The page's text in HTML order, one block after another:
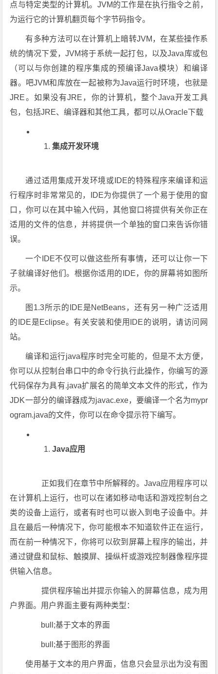
点与特定类型的计算机。JVM的工作是在执行指令之前，
为运行它的计算机翻页每个字节码指令。
有多种方法可以在计算机上暗转JVM，在某些操作系
统的情况下爱，JVM将于系统一起打包，以及Java库或包
（可以与你创建的程序集成的预编译Java模块）和编译
器。吧JVM和库放在一起被称为Java运行时环境，也就是
JRE。如果没有JRE，你的计算机，整个Java开发工具
包，包括JRE、编译器和其他工具，都可以从Oracle下载
集成开发环境
通过适用集成开发环境或IDE的特殊程序来编译和运
行程序时非常常见的，IDE为你提供了一个易于使用的窗
口，你可以在其中输入代码，其他窗口将提供有关你正在
适用的文件的信息，并将提供一个单独的窗口来告诉你错
误。
一个IDE不仅可以做这些所有事情，还可以让你一下
子就编译好他们。根据你适用的IDE，你的屏幕将如图所
示。
图1.3所示的IDE是NetBeans，还有另一种广泛适用
的IDE是Eclipse。有关安装和使用IDE的说明，请访问网
站。
编译和运行java程序时完全可能的，但是不太方便，
你可以从控制台串口中的命令行执行此操作，你编写的源
代码保存为具有.java扩展名的简单文本文件的形式，作为
JDK一部分的编译器成为javac.exe，要编译一个名为mypr
ogram.java的文件，你可以在命令提示符下编写。
Java应用
正如我们在章节中所解释的。Java应用程序可以
在计算机上运行，也可以在诸如移动电话和游戏控制台之
类的设备上运行，或者有时也可以嵌入到电子设备中。并
且在最后一种情况下，你可能根本不知道软件正在运行，
而在前一种情况下，你将可以砍到屏幕上程序的输出，并
通过键盘和鼠标、触摸屏、操纵杆或游戏控制器像程序提
供输入信息。
提供程序输出并提示你输入的屏幕信息，成为用
户界面。用户界面主要有两种类型：
bull;基于文本的界面
bull;基于图形的界面
使用基于文本的用户界面，信息只会显示出为没有图